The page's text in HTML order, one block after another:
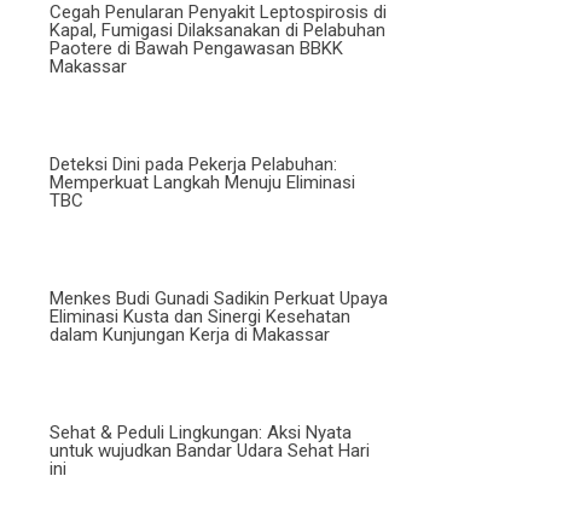
Cegah Penularan Penyakit Leptospirosis di
Kapal, Fumigasi Dilaksanakan di Pelabuhan
Paotere di Bawah Pengawasan BBKK
Makassar
Deteksi Dini pada Pekerja Pelabuhan:
Memperkuat Langkah Menuju Eliminasi
TBC
Menkes Budi Gunadi Sadikin Perkuat Upaya
Eliminasi Kusta dan Sinergi Kesehatan
dalam Kunjungan Kerja di Makassar
Sehat & Peduli Lingkungan: Aksi Nyata
untuk wujudkan Bandar Udara Sehat Hari
ini